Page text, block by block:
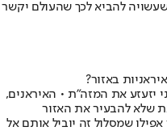
שעשויה להביא לכך שהעולם יקשר
באזור?
יזעזע את המזה"ת • האיראנים,
שלא להבעיר את האזור
שמסלול זה יוביל אותם אל